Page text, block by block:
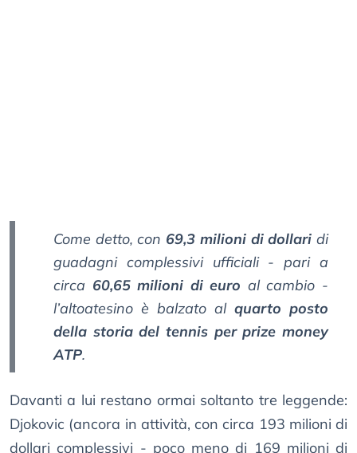
Come detto, con 69,3 milioni di dollari di
guadagni complessivi ufficiali - pari a
circa 60,65 milioni di euro al cambio -
l’altoatesino è balzato al quarto posto
della storia del tennis per prize money
ATP.
Davanti a lui restano ormai soltanto tre leggende:
Djokovic (ancora in attività, con circa 193 milioni di
dollari complessivi - poco meno di 169 milioni di